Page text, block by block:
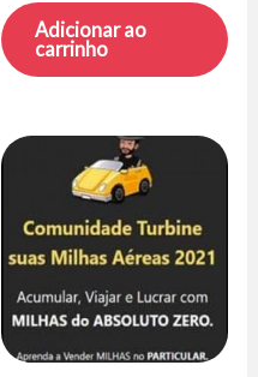
Adicionar ao
carrinho